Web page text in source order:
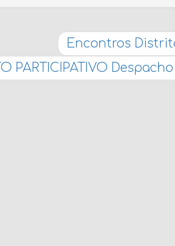
Encontros
PARTICIPATIVO